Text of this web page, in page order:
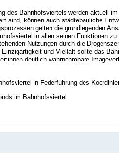
des Bahnhofsviertels werden aktuell
sind, können auch städtebauliche
gelten die grundlegenden
in allen seinen Funktionen
Nutzungen durch die
und Vielfalt sollte das
deutlich wahrnehmbare
in Federführung des
im Bahnhofsviertel